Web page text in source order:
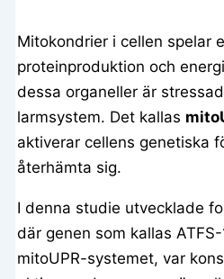
Mitokondrier i cellen spelar
proteinproduktion och
dessa organeller är
larmsystem. Det kallas
aktiverar cellens genetiska
återhämta sig.
I denna studie utvecklade
där genen som kallas
mitoUPR-systemet, var